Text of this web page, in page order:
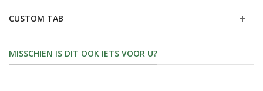
CUSTOM TAB
MISSCHIEN IS DIT OOK IETS VOOR U?